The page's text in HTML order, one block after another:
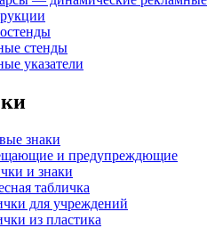
стенды
указатели
знаки
и предупреждющие
и знаки
табличка
для учреждений
из пластика